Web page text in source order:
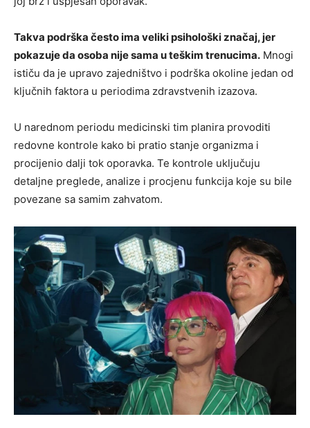
Takva podrška često ima veliki psihološki značaj, jer
pokazuje da osoba nije sama u teškim trenucima. Mnogi
ističu da je upravo zajedništvo i podrška okoline jedan od
ključnih faktora u periodima zdravstvenih izazova.
U narednom periodu medicinski tim planira provoditi
redovne kontrole kako bi pratio stanje organizma i
procijenio dalji tok oporavka. Te kontrole uključuju
detaljne preglede, analize i procjenu funkcija koje su bile
povezane sa samim zahvatom.